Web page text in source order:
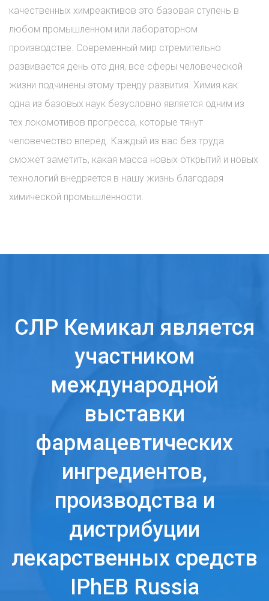
качественных химреактивов это базовая ступень в
любом промышленном или лабораторном
производстве. Современный мир стремительно
развивается день ото дня, все сферы человеческой
жизни подчинены этому тренду развития. Химия как
одна из базовых наук безусловно является одним из
тех локомотивов прогресса, которые тянут
человечество вперед. Каждый из вас без труда
сможет заметить, какая масса новых открытий и новых
технологий внедряется в нашу жизнь благодаря
химической промышленности.
СЛР Кемикал является
участником
международной
выставки
фармацевтических
ингредиентов,
производства и
дистрибуции
лекарственных средств
IPhEB Russia